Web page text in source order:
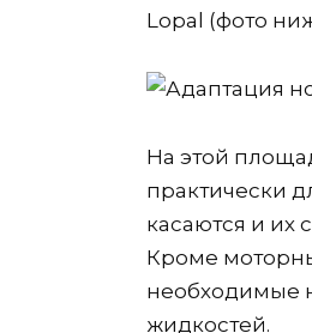
Lopal (фото
На этой
практически
касаются и их
Кроме
необходимые
жидкостей.